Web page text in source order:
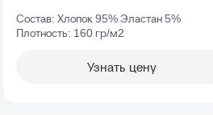
Состав: Хлопок 95% Эластан 5%
Плотность: 160 гр/м2
Узнать цену